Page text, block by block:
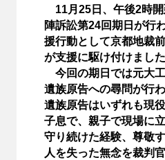
11月25日、午後2時
陣訴訟第24回期日が行
援行動として京都地裁
が支援に駆け付けました
今回の期日では元大
遺族原告への尋問が行
遺族原告はいずれも現
子息で、親子で現場に
守り続けた経験、尊敬
人を失った無念を裁判